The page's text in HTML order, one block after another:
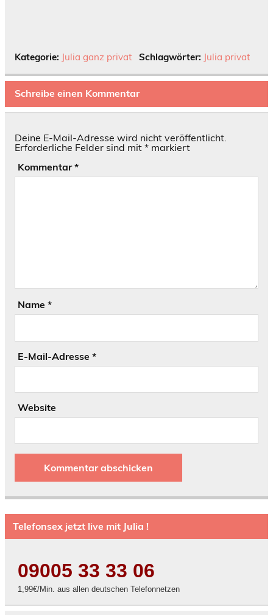
Kategorie: Julia ganz privat Schlagwörter: Julia privat
Schreibe einen Kommentar
Deine E-Mail-Adresse wird nicht veröffentlicht.
Erforderliche Felder sind mit * markiert
Kommentar*
Name *
E-Mail-Adresse *
Website
Telefonsex jetzt live mit Julia !
09005 33 33 06
1,99€/Min. aus allen deutschen Telefonnetzen